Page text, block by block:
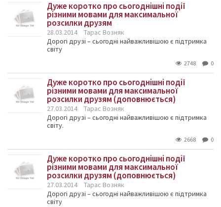
Дуже коротко про сьогоднішні події
різними мовами для максимальної
розсилки друзям
28.03.2014
Тарас Возняк
Дорогі друзі – сьогодні найважливішою є підтримка
світу
2748 0
Дуже коротко про сьогоднішні події
різними мовами для максимальної
розсилки друзям (доповнюється)
27.03.2014
Тарас Возняк
Дорогі друзі – сьогодні найважливішою є підтримка
світу.
2668 0
Дуже коротко про сьогоднішні події
різними мовами для максимальної
розсилки друзям (доповнюється)
27.03.2014
Тарас Возняк
Дорогі друзі – сьогодні найважливішою є підтримка
світу